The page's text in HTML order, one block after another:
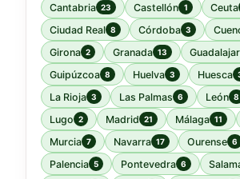
Cantabria 23 Castellón 1 Ceuta
Ciudad Real 8 Córdoba 3
Girona 2 Granada 13
Guipúzcoa 8 Huelva 3 Huesca
La Rioja 3 Las Palmas 6 León 8
Lugo 2 Madrid 21 Málaga 11
Murcia 7 Navarra 17 Ourense 6
Palencia 5 Pontevedra 6